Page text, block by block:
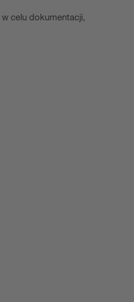
celu dokumentacji,